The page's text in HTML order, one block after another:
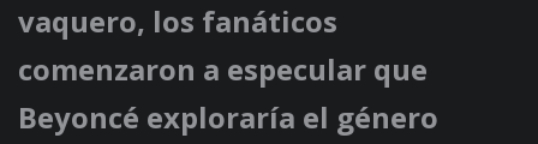
vaquero, los fanáticos
comenzaron a especular que
Beyoncé exploraría el género